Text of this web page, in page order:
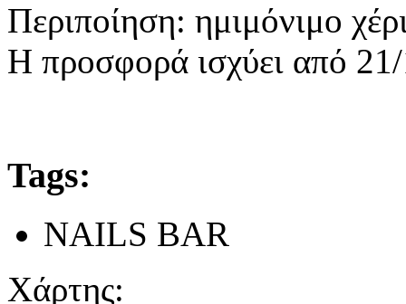
Περιποίηση: ημιμόνιμο
Η προσφορά ισχύει από
Tags:
NAILS BAR
Χάρτης: